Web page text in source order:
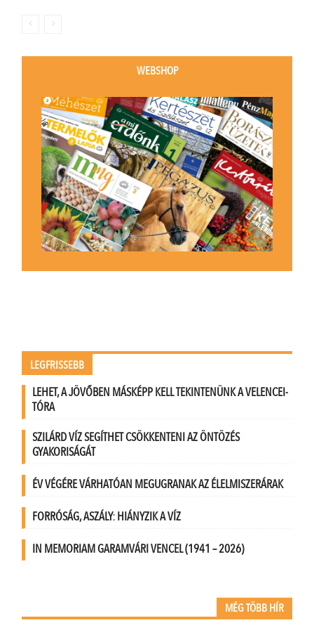
WEBSHOP
LEGFRISSEBB
LEHET, A JÖVŐBEN MÁSKÉPP KELL TEKINTENÜNK A VELENCEI-
TÓRA
SZILÁRD VÍZ SEGÍTHET CSÖKKENTENI AZ ÖNTÖZÉS
GYAKORISÁGÁT
ÉV VÉGÉRE VÁRHATÓAN MEGUGRANAK AZ ÉLELMISZERÁRAK
FORRÓSÁG, ASZÁLY: HIÁNYZIK A VÍZ
IN MEMORIAM GARAMVÁRI VENCEL (1941 – 2026)
MÉG TÖBB HÍR